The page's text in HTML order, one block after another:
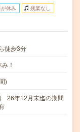
が休み 残業なし
徒歩3分
！
)
26年12月末迄の期間